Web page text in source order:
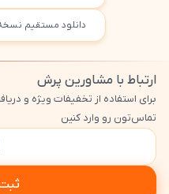
دانلود مستقیم
ارتباط با مشاورین پرش
برای استفاده از تخفیفات ویژه و
تماس‌تون رو وارد کنین